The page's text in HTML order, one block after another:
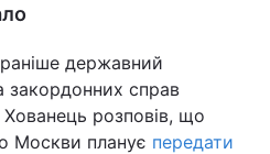
державний
закордонних справ
розповів, що
Москви планує передати